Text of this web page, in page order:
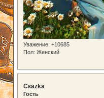
Уважение: +10685
Пол: Женский
Скаzka
Гость